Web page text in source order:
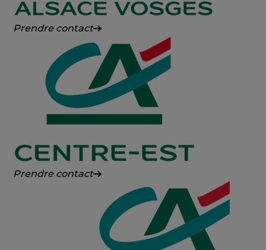
Crédit
Vosges
Prendre contact
Crédit
Prendre contact